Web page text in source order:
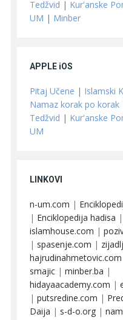
Tedžvid | Kur'anske
UM | Minber
APPLE iOS
Pitaj Učene | Islamski
Namaz korak po korak
Tedžvid | Kur'anske
UM
LINKOVI
n-um.com |
| Enciklopedija hadisa |
islamhouse.com |
| spasenje.com |
hajrudinahmetovic.com
smajic | minber.ba |
hidayaacademy.com |
| putsredine.com |
Daija | s-d-o.org |